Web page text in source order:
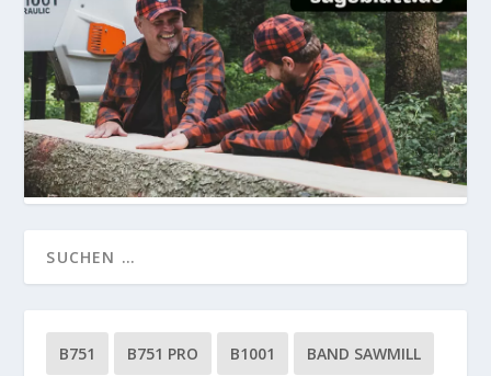
B751 B751 PRO B1001 BAND SAWMILL